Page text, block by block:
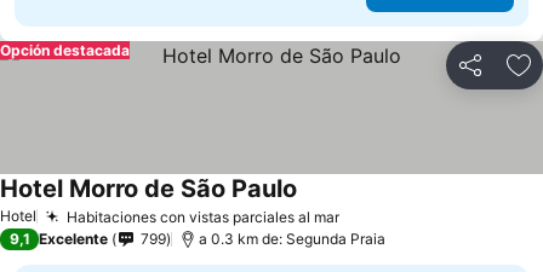
Compartir
Opción destacada
Hotel Habitaciones con vistas parciales al mar
Hotel Morro de São Paulo
9,1 Excelente 799 a 0.3 km de: Segunda Praia